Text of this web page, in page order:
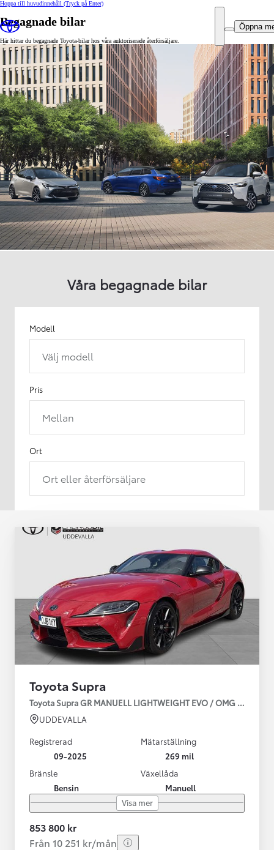
Hoppa till huvudinnehåll (Tryck på Enter)
Öppna
Begagnade bilar
Här hittar du begagnade Toyota-bilar hos våra auktoriserade återförsäljare.
Våra begagnade bilar
Modell
Välj modell
Pris
Mellan
Ort
Ort eller återförsäljare
Toyota Supra
Toyota Supra GR MANUELL LIGHTWEIGHT EVO / OMG LEV!
UDDEVALLA
Registrerad
09-2025
Mätarställning
269 mil
Bränsle
Bensin
Växellåda
Manuell
Visa mer
853 800 kr
Från 10 251 kr/mån